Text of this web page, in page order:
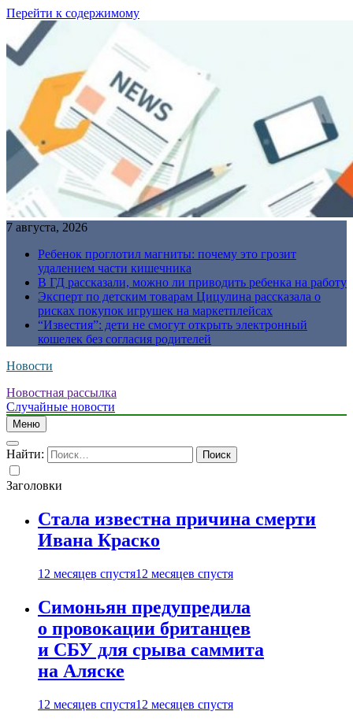
Перейти к содержимому
7 августа, 2026
Ребенок проглотил магниты: почему это грозит
удалением части кишечника
В ГД рассказали, можно ли приводить ребенка на работу
Эксперт по детским товарам Цицулина рассказала о
рисках покупок игрушек на маркетплейсах
“Известия”: дети не смогут открыть электронный
кошелек без согласия родителей
Новости
Новостная рассылка
Случайные новости
Меню
Найти:
Заголовки
Стала известна причина смерти
Ивана Краско
12 месяцев спустя12 месяцев спустя
Симоньян предупредила
о провокации британцев
и СБУ для срыва саммита
на Аляске
12 месяцев спустя12 месяцев спустя